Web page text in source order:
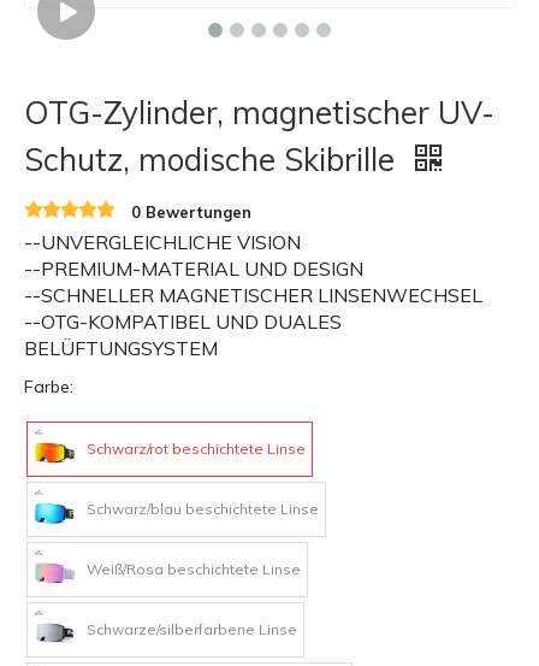
OTG-Zylinder, magnetischer UV-
Schutz, modische Skibrille
0 Bewertungen
--UNVERGLEICHLICHE VISION
--PREMIUM-MATERIAL UND DESIGN
--SCHNELLER MAGNETISCHER LINSENWECHSEL
--OTG-KOMPATIBEL UND DUALES
BELÜFTUNGSYSTEM
Farbe:
Schwarz/rot beschichtete Linse
Schwarz/blau beschichtete Linse
Weiß/Rosa beschichtete Linse
Schwarze/silberfarbene Linse